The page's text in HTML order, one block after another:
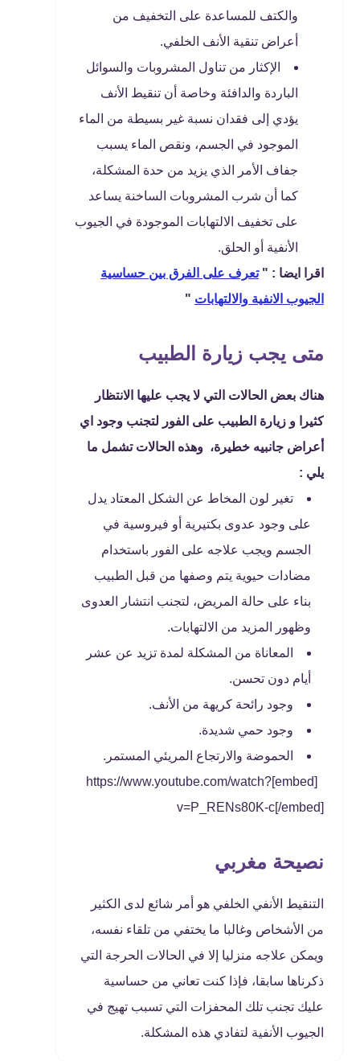
والكتف للمساعدة على التخفيف من
أعراض تنقية الأنف الخلفي.
الإكثار من تناول المشروبات والسوائل
الباردة والدافئة وخاصة أن تنقيط الأنف
يؤدي إلى فقدان نسبة غير بسيطة من الماء
الموجود في الجسم، ونقص الماء يسبب
جفاف الأمر الذي يزيد من حدة المشكلة،
كما أن شرب المشروبات الساخنة يساعد
على تخفيف الالتهابات الموجودة في الجيوب
الأنفية أو الحلق.
اقرا ايضا : "تعرف على الفرق بين حساسية
الجيوب الانفية والالتهابات "
متى يجب زيارة الطبيب
هناك بعض الحالات التي لا يجب عليها الانتظار
كثيرا و زيارة الطبيب على الفور لتجنب وجود اي
أعراض جانبيه خطيرة، وهذه الحالات تشمل ما
يلي :
تغير لون المخاط عن الشكل المعتاد يدل
على وجود عدوى بكتيرية أو فيروسية في
الجسم ويجب علاجه على الفور باستخدام
مضادات حيوية يتم وصفها من قبل الطبيب
بناء على حالة المريض، لتجنب انتشار العدوى
وظهور المزيد من الالتهابات.
المعاناة من المشكلة لمدة تزيد عن عشر
أيام دون تحسن.
وجود رائحة كريهة من الأنف.
وجود حمي شديدة.
الحموضة والارتجاع المريئي المستمر.
[embed]https://www.youtube.com/watch?
v=P_RENs80K-c[/embed]
نصيحة مغربي
التنقيط الأنفي الخلفي هو أمر شائع لدى الكثير
من الأشخاص وغالبا ما يختفي من تلقاء نفسه،
ويمكن علاجه منزليا إلا في الحالات الحرجة التي
ذكرناها سابقا، فإذا كنت تعاني من حساسية
عليك تجنب تلك المحفزات التي تسبب تهيج في
الجيوب الأنفية لتفادي هذه المشكلة.